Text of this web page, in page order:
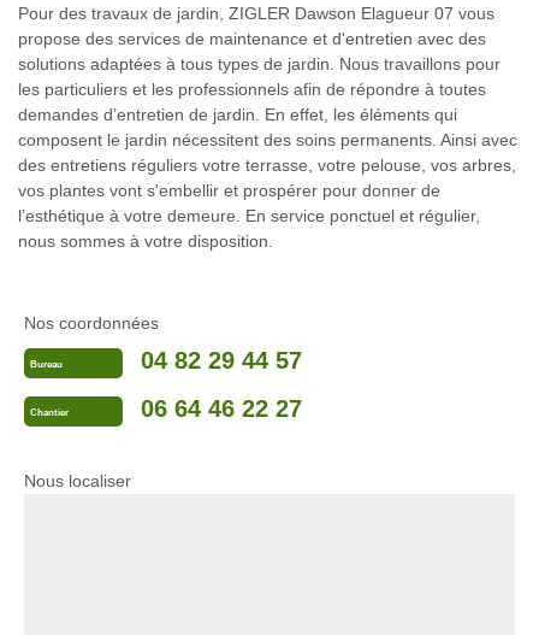
Pour des travaux de jardin, ZIGLER Dawson Elagueur 07 vous
propose des services de maintenance et d'entretien avec des
solutions adaptées à tous types de jardin. Nous travaillons pour
les particuliers et les professionnels afin de répondre à toutes
demandes d’entretien de jardin. En effet, les éléments qui
composent le jardin nécessitent des soins permanents. Ainsi avec
des entretiens réguliers votre terrasse, votre pelouse, vos arbres,
vos plantes vont s'embellir et prospérer pour donner de
l’esthétique à votre demeure. En service ponctuel et régulier,
nous sommes à votre disposition.
Nos coordonnées
Bureau 04 82 29 44 57
Chantier 06 64 46 22 27
Nous localiser